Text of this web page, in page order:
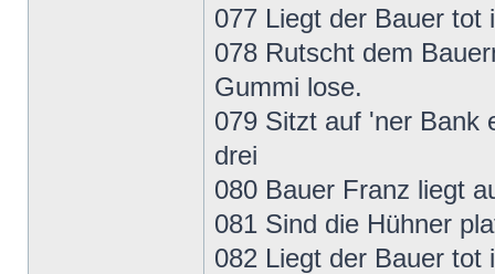
077 Liegt der Bauer tot
078 Rutscht dem
Gummi lose.
079 Sitzt auf 'ner Bank
drei
080 Bauer Franz liegt
081 Sind die Hühner
082 Liegt der Bauer tot